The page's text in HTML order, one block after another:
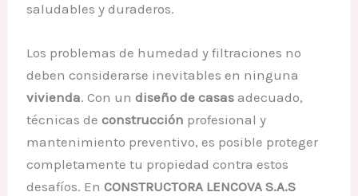
saludables y duraderos.
Los problemas de humedad y filtraciones no
deben considerarse inevitables en ninguna
vivienda. Con undiseño de casas adecuado,
técnicas deconstrucción profesional y
mantenimiento preventivo, es posible proteger
completamente tu propiedad contra estos
desafíos. EnCONSTRUCTORA LENCOVA S.A.S